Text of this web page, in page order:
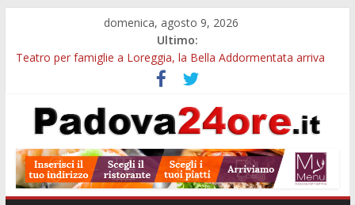
domenica, agosto 9, 2026
Ultimo:
Teatro per famiglie a Loreggia, la Bella Addormentata arriva
Galleria Cavour, cento opere di Diana Migliorato tra colore,
poesia e musica a Padova
Cinema Arena Romana, stasera la commedia di Antonio
Campo San Martino, il Museo della civiltà contadina apre gratis
durante la sagra
Notizie di Padova alle ore 10: Notte del Volo sold out, Tribano